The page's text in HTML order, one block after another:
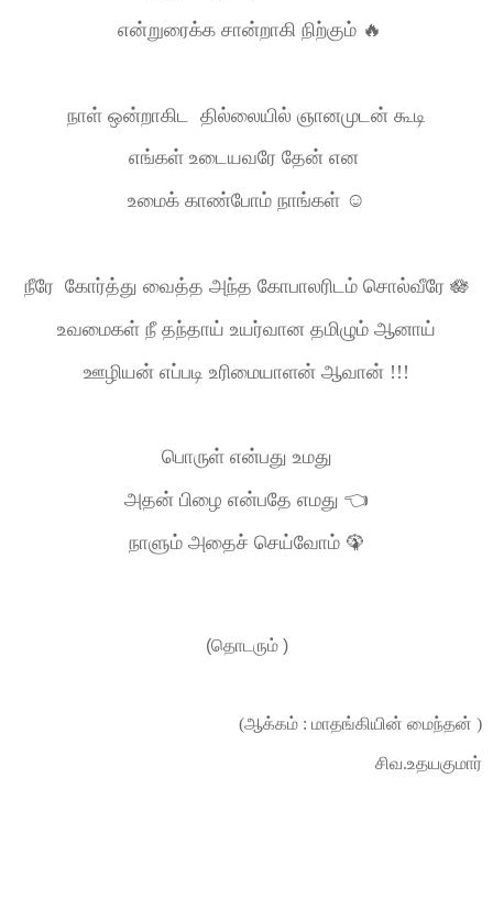
என்றுரைக்க சான்றாகி நிற்கும் 🔥
நாள் ஒன்றாகிட
தில்லையில் ஞானமுடன் கூடி
எங்கள் உடையவரே தேன் என
உமைக் காண்போம் நாங்கள் ☺️
நீரே கோர்த்து வைத்த அந்த கோபாலரிடம் சொல்வீரே 🪷
உவமைகள் நீ தந்தாய் உயர்வான தமிழும் ஆனாய்
ஊழியன் எப்படி உரிமையாளன் ஆவான் !!!
பொருள் என்பது உமது
அதன் பிழை என்பதே எமது 👈
நாளும் அதைச் செய்வோம் 🦚
(தொடரும் )
(ஆக்கம் : மாதங்கியின் மைந்தன் )
சிவ.உதயகுமார்